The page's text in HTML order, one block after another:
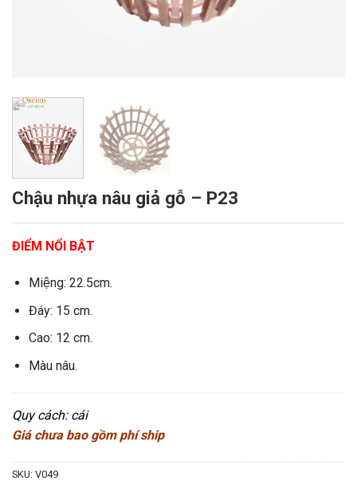
Chậu nhựa nâu giả gỗ – P23
ĐIỂM NỔI BẬT
Miệng: 22.5cm.
Đáy: 15 cm.
Cao: 12 cm.
Màu nâu.
Quy cách: cái
Giá chưa bao gồm phí ship
SKU: V049